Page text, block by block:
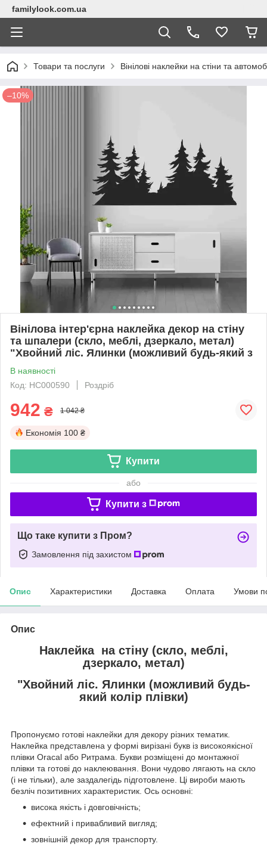
familylook.com.ua
Товари та послуги Вінілові наклейки на стіни та
–10%
Вінілова інтер'єрна наклейка декор на стіну
та шпалери (скло, меблі, дзеркало, метал)
"Хвойний ліс. Ялинки (можливий будь-який з
В наявності
Код: НС000590
Роздріб
942 ₴ 1 042 ₴
Економія 100 ₴
Купити
або
Купити з
Що таке купити з Пром?
Замовлення під захистом
Опис Характеристики Доставка Оплата Умови
Опис
Наклейка на стіну (скло, меблі,
дзеркало, метал)
"Хвойний ліс. Ялинки (можливий будь-
який колір плівки)
Пропонуємо готові наклейки для декору різних тематик.
Наклейка представлена у формі вирізані букв із високоякісної
плівки Oracal або Ритрама. Букви розміщені до монтажної
плівки та готові до наклеювання. Вони чудово лягають на скло
(і не тільки), але заздалегідь підготовлене. Ці вироби мають
безліч позитивних характеристик. Ось основні:
висока якість і довговічність;
ефектний і привабливий вигляд;
зовнішній декор для транспорту.